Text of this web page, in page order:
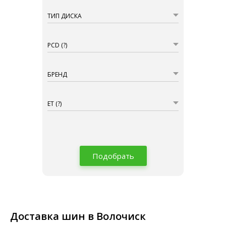
ТИП ДИСКА
PCD (?)
БРЕНД
ET (?)
Подобрать
Доставка шин в Волочиск